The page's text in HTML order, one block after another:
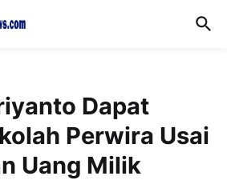
Dapat
Perwira Usai
Uang Milik